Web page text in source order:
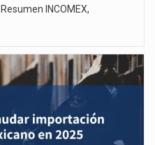
Resumen INCOMEX,